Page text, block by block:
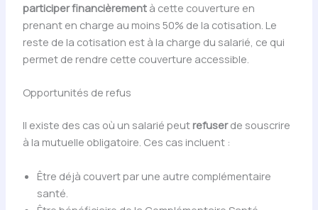
participer financièrementà cette couverture en
prenant en charge au moins 50% de la cotisation. Le
reste de la cotisation est à la charge du salarié, ce qui
permet de rendre cette couverture accessible.
Opportunités de refus
Il existe des cas où un salarié peut refuserde souscrire
à la mutuelle obligatoire. Ces cas incluent :
Être déjà couvert par une autre complémentaire
santé.